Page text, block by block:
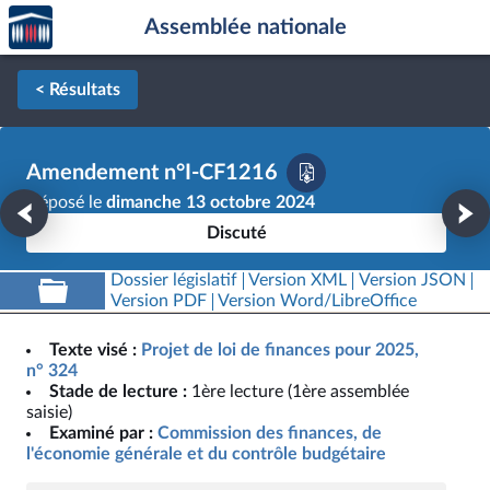
Aller au contenu
Aller en bas de la page
Accèder
à la
page
d'accueil
Assemblée nationale
< Résultats
Amendement n°I-CF1216
Déposé le dimanche 13 octobre 2024
Discuté
Dossier législatif Version XML
Version JSON
Version PDF
Version Word/LibreOffice
Texte visé : Projet de loi de finances pour 2025,
n° 324
Stade de lecture : 1ère lecture (1ère assemblée
saisie)
Examiné par : Commission des finances, de
l'économie générale et du contrôle budgétaire